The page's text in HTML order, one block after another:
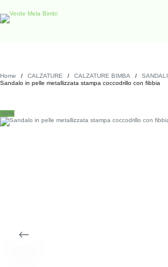
Home / CALZATURE / CALZATURE BIMBA / SANDALI
Sandalo in pelle metallizzata stampa coccodrillo con fibbia
-50%